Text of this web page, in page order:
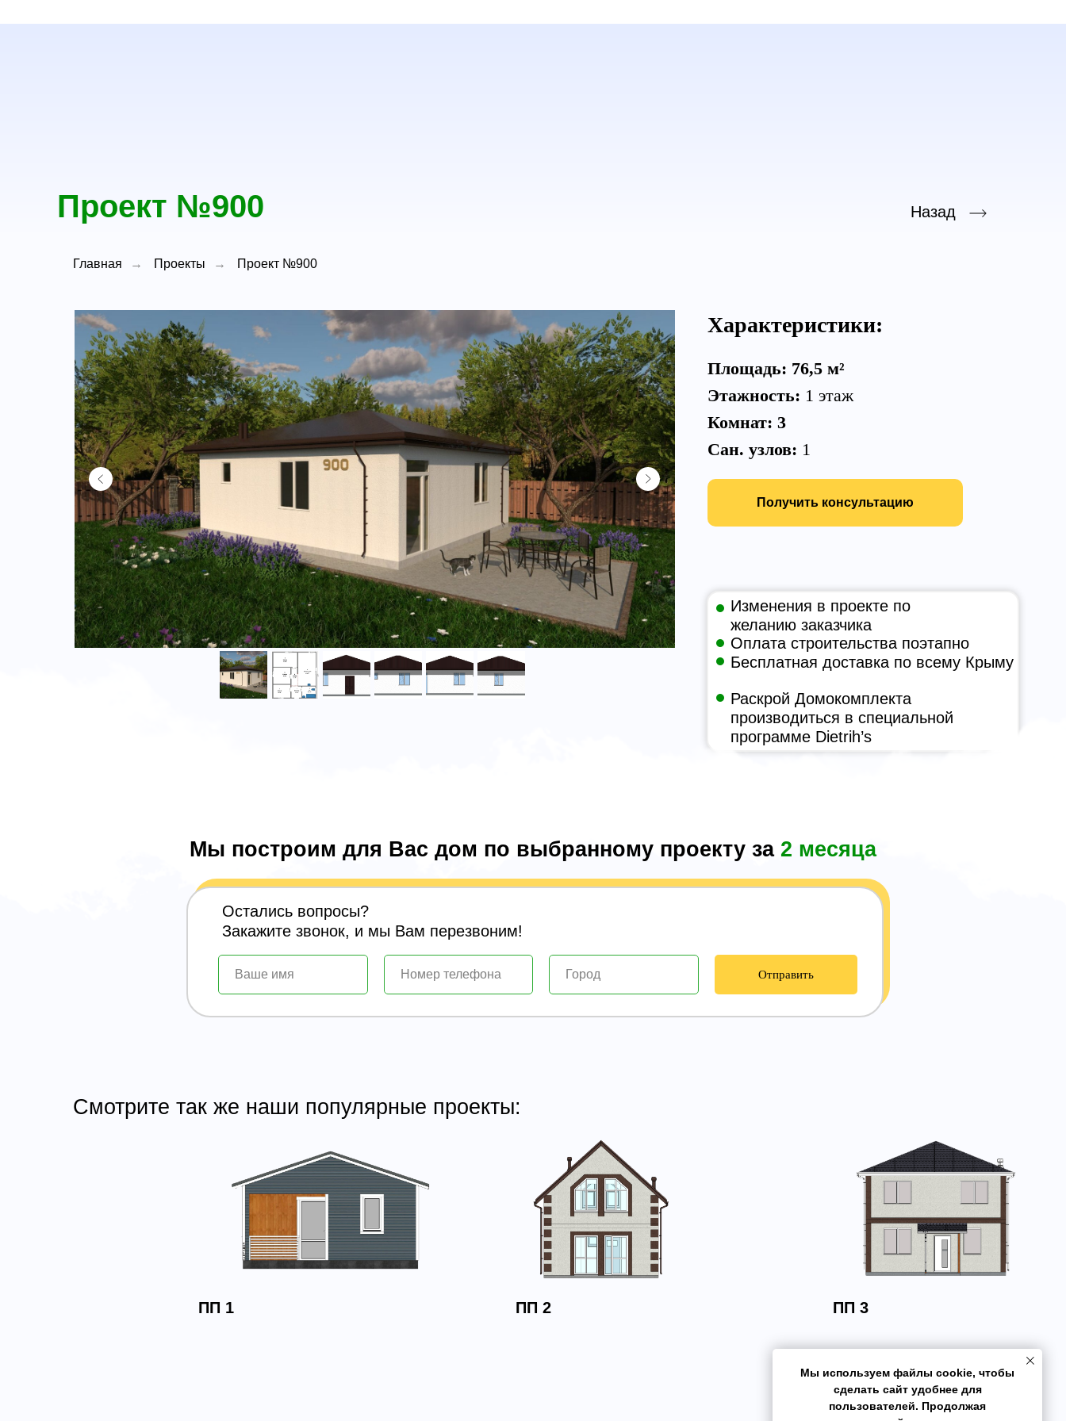
Проект №900 Назад
Главная → Проекты → Проект №900
Характеристики:
Площадь: 76,5 м²
Этажность: 1 этаж
Комнат: 3
Сан. узлов: 1
Получить консультацию
Изменения в проекте по
желанию заказчика
Оплата строительства поэтапно
Бесплатная доставка по всему Крыму
Раскрой Домокомплекта
производиться в специальной
программе Dietrih’s
Отправить
Остались вопросы?
Закажите звонок, и мы Вам перезвоним!
Мы построим для Вас дом по выбранному проекту за 2 месяца
Смотрите так же наши популярные проекты:
ПП 1 ПП 2 ПП 3
Мы используем файлы cookie, чтобы
сделать сайт удобнее для
пользователей. Продолжая